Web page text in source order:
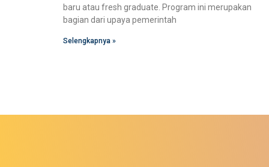
baru atau fresh graduate. Program ini merupakan
bagian dari upaya pemerintah
Selengkapnya »